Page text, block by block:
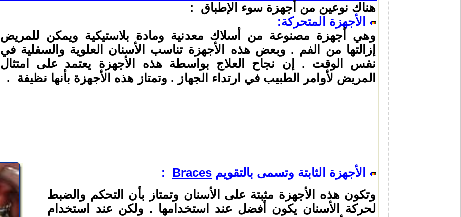
هناك نوعين من أجهزة سوء الإطباق
:
الأجهزة المتحركة:
وهي أجهزة مصنوعة من أسلاك معدنية ومادة بلاستيكية ويمكن للمريض
إزالتها من الفم . وبعض هذه الأجهزة تناسب الأسنان العلوية والسفلية في
نفس الوقت . إن نجاح العلاج بواسطة هذه الأجهزة يعتمد على امتثال
المريض لأوامر الطبيب في ارتداء الجهاز . وتمتاز هذه الأجهزة بأنها نظيفة
.
الأجهزة الثابتة وتسمى بالتقويم Braces
:
وتكون هذه الأجهزة مثبتة على الأسنان وتمتاز بأن التحكم والضبط
لحركة الأسنان يكون أفضل عند استخدامها . ولكن عند استخدام